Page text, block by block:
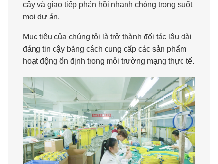
cậy và giao tiếp phản hồi nhanh chóng trong suốt
mọi dự án.
Mục tiêu của chúng tôi là trở thành đối tác lâu dài
đáng tin cậy bằng cách cung cấp các sản phẩm
hoạt động ổn định trong môi trường mạng thực tế.